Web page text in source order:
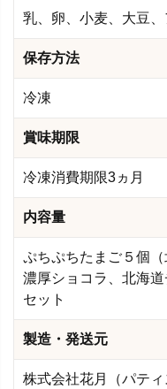
乳、卵、小麦、大豆
保存方法
冷凍
賞味期限
冷凍消費期限3ヵ月
内容量
ぷちぷちたまご５個（
濃厚ショコラ、北海
セット
製造・発送元
株式会社花月（パティ